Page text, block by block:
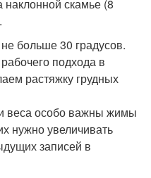
скамье (8
больше 30 градусов.
подхода в
растяжку грудных
веса особо важны жимы
нужно увеличивать
записей в